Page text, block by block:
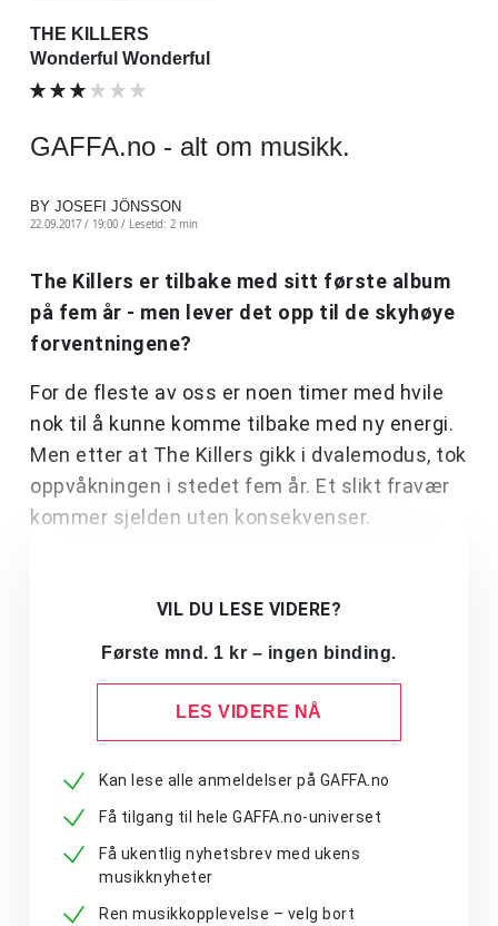
THE KILLERS
Wonderful Wonderful
GAFFA.no - alt om musikk.
BY JOSEFI JÖNSSON
22.09.2017 / 19:00 / Lesetid: 2 min
The Killers er tilbake med sitt første album
på fem år - men lever det opp til de skyhøye
forventningene?
For de fleste av oss er noen timer med hvile
nok til å kunne komme tilbake med ny energi.
Men etter at The Killers gikk i dvalemodus, tok
oppvåkningen i stedet fem år. Et slikt fravær
kommer sjelden uten konsekvenser.
VIL DU LESE VIDERE?
Første mnd. 1 kr – ingen binding.
LES VIDERE NÅ
Kan lese alle anmeldelser på GAFFA.no
Få tilgang til hele GAFFA.no-universet
Få ukentlig nyhetsbrev med ukens
musikknyheter
Ren musikkopplevelse – velg bort